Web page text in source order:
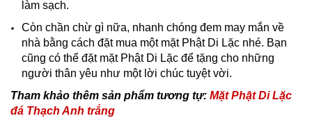
làm sạch.
Còn chần chừ gì nữa, nhanh chóng đem may mắn về
nhà bằng cách đặt mua một mặt Phật Di Lặc nhé. Bạn
cũng có thể đặt mặt Phật Di Lặc để tặng cho những
người thân yêu như một lời chúc tuyệt vời.
​Tham khảo thêm sản phẩm tương tự: Mặt Phật Di Lặc
đá Thạch Anh trắng